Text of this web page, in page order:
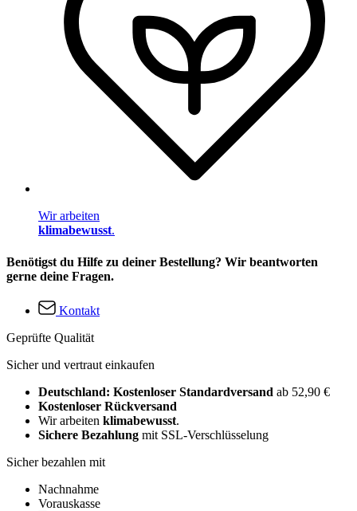
Wir arbeiten
klimabewusst.
Benötigst du Hilfe zu deiner Bestellung? Wir beantworten
gerne deine Fragen.
Kontakt
Geprüfte Qualität
Sicher und vertraut einkaufen
Deutschland: Kostenloser Standardversand ab 52,90 €
Kostenloser Rückversand
Wir arbeiten klimabewusst.
Sichere Bezahlung mit SSL-Verschlüsselung
Sicher bezahlen mit
Nachnahme
Vorauskasse